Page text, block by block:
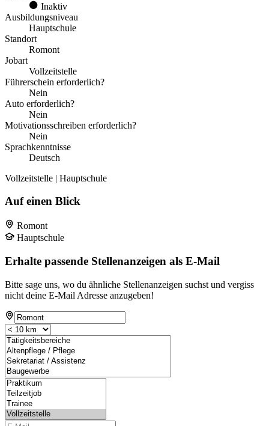
Inaktiv
Ausbildungsniveau
Hauptschule
Standort
Romont
Jobart
Vollzeitstelle
Führerschein erforderlich?
Nein
Auto erforderlich?
Nein
Motivationsschreiben erforderlich?
Nein
Sprachkenntnisse
Deutsch
Vollzeitstelle | Hauptschule
Auf einen Blick
Romont
Hauptschule
Erhalte passende Stellenanzeigen als E-Mail
Bitte sage uns, wo du ähnliche Stellenanzeigen suchst und vergiss
nicht deine E-Mail Adresse anzugeben!